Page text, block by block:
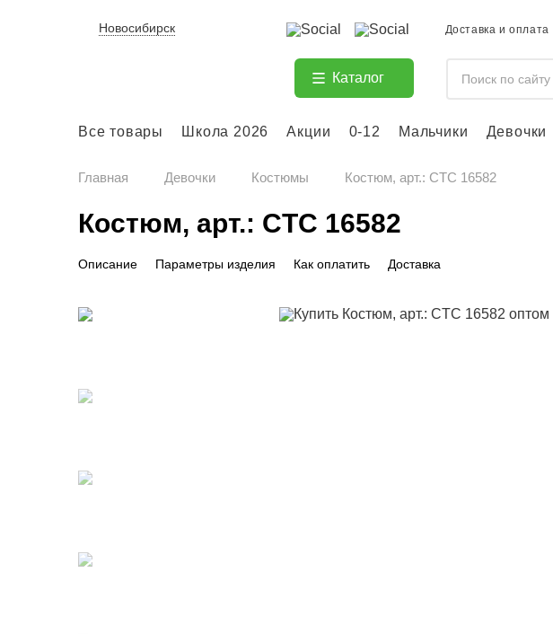
Новосибирск Доставка и оплата
Каталог
Все товары Школа 2026 Акции 0-12 Мальчики Девочки
Главная Девочки Костюмы Костюм, арт.: CTC 16582
Костюм, арт.: CTC 16582
Описание Параметры изделия Как оплатить Доставка